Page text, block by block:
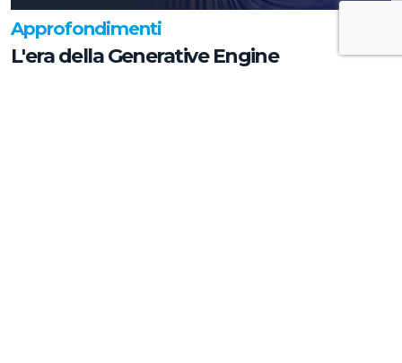
Approfondimenti
L'era della Generative Engine